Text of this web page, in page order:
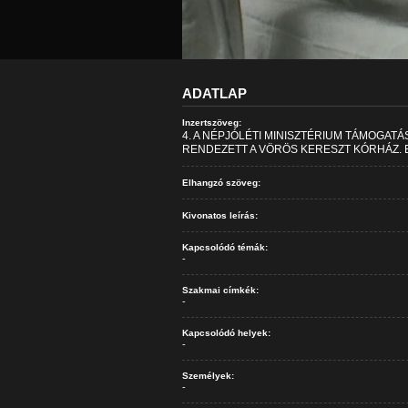
ADATLAP
Inzertszöveg:
4. A NÉPJÓLÉTI MINISZTÉRIUM
RENDEZETT A VÖRÖS KERESZT KÓRHÁZ.
Elhangzó szöveg:
Kivonatos leírás:
Kapcsolódó témák:
-
Szakmai címkék:
-
Kapcsolódó helyek:
-
Személyek:
-